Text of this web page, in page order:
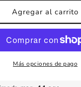
Vinilo
infantil
querer
es
poder
Agregar al carrito
Más opciones de pago